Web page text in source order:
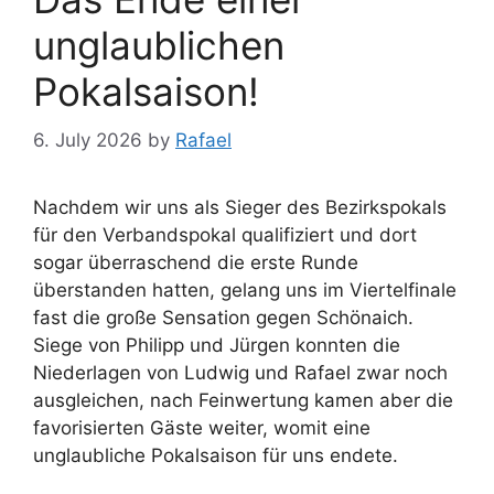
unglaublichen
Pokalsaison!
6. July 2026 by Rafael
Nachdem wir uns als Sieger des Bezirkspokals
für den Verbandspokal qualifiziert und dort
sogar überraschend die erste Runde
überstanden hatten, gelang uns im Viertelfinale
fast die große Sensation gegen Schönaich.
Siege von Philipp und Jürgen konnten die
Niederlagen von Ludwig und Rafael zwar noch
ausgleichen, nach Feinwertung kamen aber die
favorisierten Gäste weiter, womit eine
unglaubliche Pokalsaison für uns endete.